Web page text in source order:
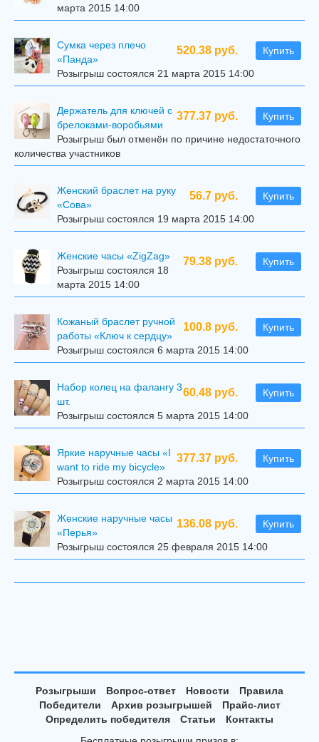
марта 2015 14:00
520.38 руб. Купить
Сумка через плечо
«Панда»
Розыгрыш состоялся 21 марта 2015 14:00
377.37 руб. Купить
Держатель для ключей с
брелоками-воробьями
Розыгрыш был отменён по причине недостаточного
количества участников
56.7 руб. Купить
Женский браслет на руку
«Сова»
Розыгрыш состоялся 19 марта 2015 14:00
79.38 руб. Купить
Женские часы «ZigZag»
Розыгрыш состоялся 18
марта 2015 14:00
100.8 руб. Купить
Кожаный браслет ручной
работы «Ключ к сердцу»
Розыгрыш состоялся 6 марта 2015 14:00
60.48 руб. Купить
Набор колец на фалангу 3
шт.
Розыгрыш состоялся 5 марта 2015 14:00
377.37 руб. Купить
Яркие наручные часы «I
want to ride my bicycle»
Розыгрыш состоялся 2 марта 2015 14:00
136.08 руб. Купить
Женские наручные часы
«Перья»
Розыгрыш состоялся 25 февраля 2015 14:00
Розыгрыши Вопрос-ответ Новости
Правила
Победители
Архив розыгрышей
Прайс-лист
Определить победителя
Статьи
Контакты